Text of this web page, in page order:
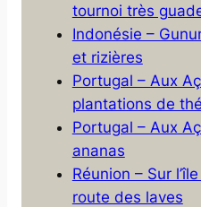
tournoi très
Indonésie –
et rizières
Portugal – Aux
plantations de thé
Portugal – Aux
ananas
Réunion – Sur
route des laves